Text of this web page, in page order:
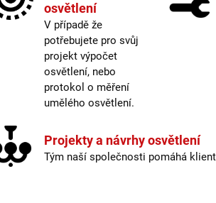
osvětlení
V případě že
potřebujete pro svůj
projekt výpočet
osvětlení, nebo
protokol o měření
umělého osvětlení.
Projekty a návrhy osvětlení
Tým naší společnosti pomáhá